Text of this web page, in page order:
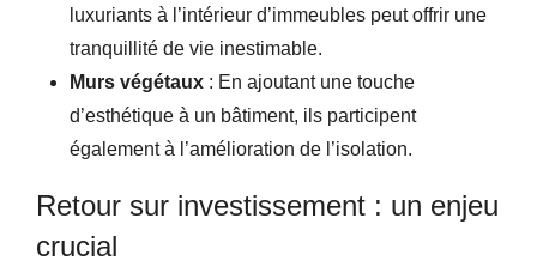
luxuriants à l’intérieur d’immeubles peut offrir une
tranquillité de vie inestimable.
Murs végétaux : En ajoutant une touche
d’esthétique à un bâtiment, ils participent
également à l’amélioration de l’isolation.
Retour sur investissement : un enjeu
crucial